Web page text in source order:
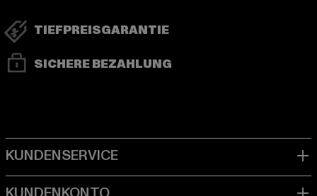
TIEFPREISGARANTIE
SICHERE BEZAHLUNG